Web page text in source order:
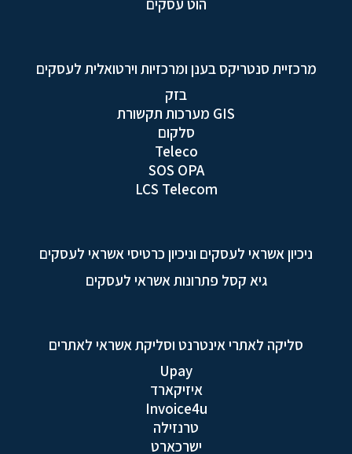
הוט עסקים
מרכזיית סנטריקס בענן ומרכזיות וירטואלית לעסקים
בזק
GIS מערכות תקשורת
סלקום
Teleco
SOS OPA
LCS Telecom
ניכיון אשראי לעסקים וניכיון כרטיסי אשראי לעסקים
גיא קסל פתרונות אשראי לעסקים
סליקה לאתרי אינטרנט וסליקת אשראי לאתרים
Upay
איזיקארד
Invoice4u
טרנזילה
ישרכארט